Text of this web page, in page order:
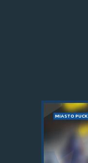
MIASTO PUCK